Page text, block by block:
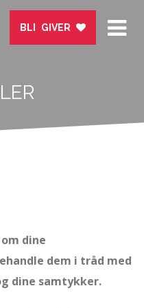
BLI GIVER
dine
dem i tråd med
dine samtykker.